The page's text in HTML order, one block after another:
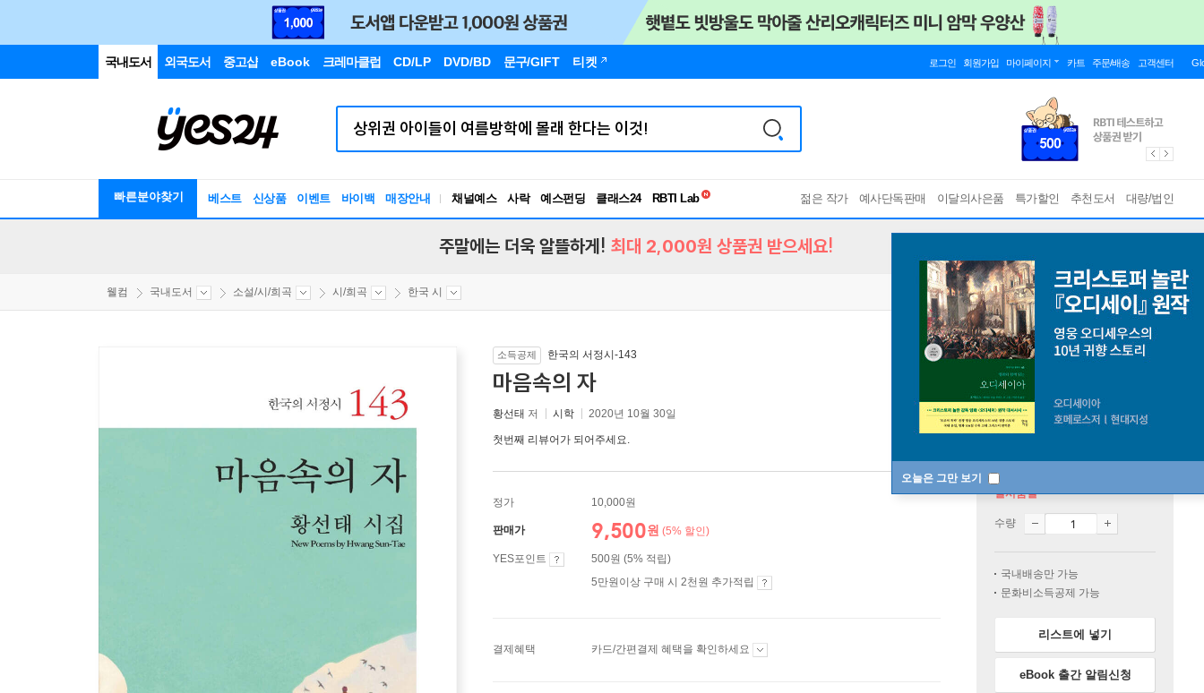
국내도서 외국도서 중고샵 eBook 크레마클럽 CD/LP DVD/BD 문구/GIFT 티켓 로그인 회원가입 마이페이지 카트 주문/배송 고객센터
빠른분야찾기 베스트 신상품 이벤트 바이백 매장안내 채널예스 사락 예스펀딩 클래스24
독서유형검사
젊은 작가 예사단독판매 이달의사은품 특가할인 추천도서 대량/법인
오늘은 그만 보기
주말에는 더욱 알뜰하게! 최대 2,000원 상품권 받으세요!
웰컴 국내도서 소설/시/희곡 시/희곡 한국 시
소득공제 한국의 서정시-143
마음속의 자
황선태 저 시학 2020년 10월 30일
첫번째 리뷰어가 되어주세요.
정가 10,000원
판매가 9,500원 (5% 할인)
YES포인트
500원 (5% 적립)
5만원이상 구매 시 2천원 추가적립
결제혜택 카드/간편결제 혜택을 확인하세요
일시품절
수량
국내배송만 가능
문화비소득공제 가능
리스트에 넣기
eBook 출간 알림신청